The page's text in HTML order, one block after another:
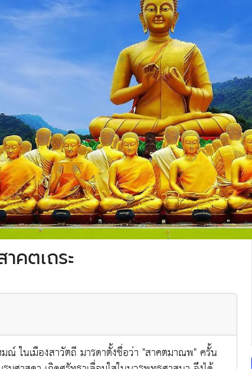
คตเถระ
ในเมืองสาวัตถี มารดาตั้งชื่อว่า "สาคตมาณพ" ครั้น